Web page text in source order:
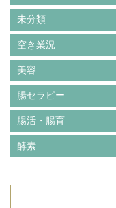
未分類
空き業況
美容
腸セラピー
腸活・腸育
酵素